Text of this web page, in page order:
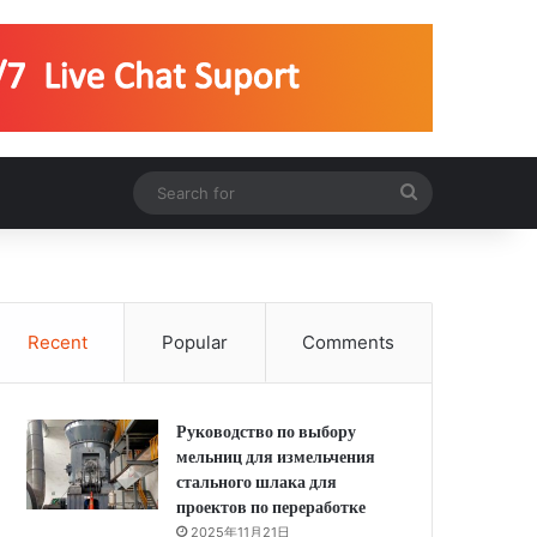
for
сверхвысоком
Recent Popular Comments
Руководство по выбору
мельниц для измельчения
стального шлака для
проектов по переработке
2025年11月21日